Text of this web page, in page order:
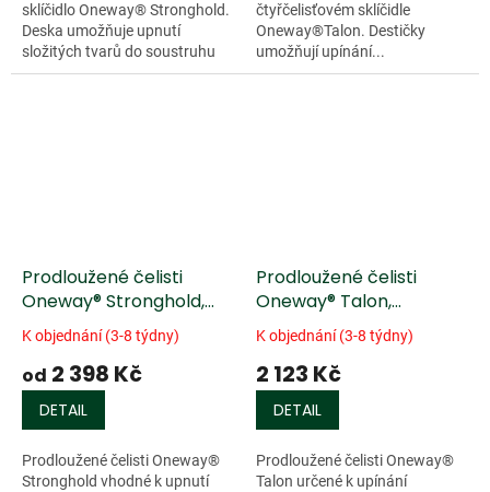
sklíčidlo Oneway® Stronghold.
Deska umožňuje upnutí
složitých tvarů do soustruhu
bez ohledu na to...
čtyřčelisťovém sklíčidle
Oneway®Talon. Destičky
umožňují upínání...
Prodloužené čelisti
Oneway® Stronghold,
profilované ozubení
K objednání (3-8 týdny)
od 2 398 Kč
DETAIL
Prodloužené čelisti Oneway®
Stronghold vhodné k upnutí
Prodloužené čelisti
Oneway® Talon,
profilované ozubení
K objednání (3-8 týdny)
2 123 Kč
DETAIL
Prodloužené čelisti Oneway®
Talon určené k upínání